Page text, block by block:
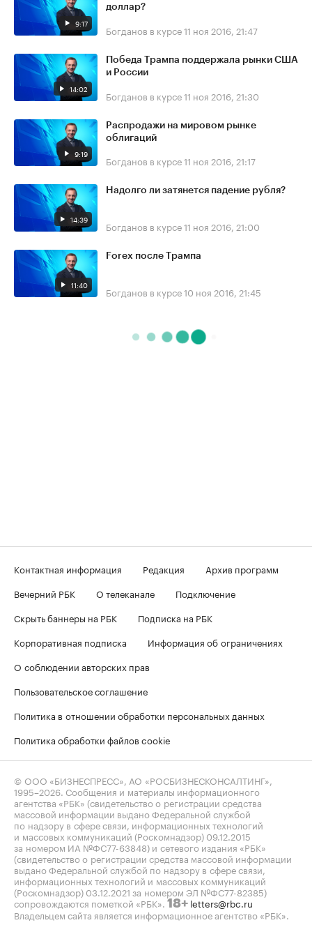
9:17
доллар?
Богданов в курсе11 ноя 2016, 21:47
14:02
Победа Трампа поддержала рынки США
и России
Богданов в курсе11 ноя 2016, 21:30
9:19
Распродажи на мировом рынке
облигаций
Богданов в курсе11 ноя 2016, 21:17
14:39
Надолго ли затянется падение рубля?
Богданов в курсе11 ноя 2016, 21:00
11:40
Forex после Трампа
Богданов в курсе10 ноя 2016, 21:45
Контактная информация Редакция
Архив программ
Вечерний РБК
О телеканале
Подключение
Скрыть баннеры на РБК
Подписка на РБК
Корпоративная подписка
Информация об ограничениях
О соблюдении авторских прав
Пользовательское соглашение
Политика в отношении обработки персональных данных
Политика обработки файлов cookie
© ООО «БИЗНЕСПРЕСС», АО «РОСБИЗНЕСКОНСАЛТИНГ»,
1995–2026 . Сообщения и материалы информационного
агентства «РБК» (свидетельство о регистрации средства
массовой информации выдано Федеральной службой
по надзору в сфере связи, информационных технологий
и массовых коммуникаций (Роскомнадзор) 09.12.2015
за номером ИА №ФС77-63848) и сетевого издания «РБК»
(свидетельство о регистрации средства массовой информации
выдано Федеральной службой по надзору в сфере связи,
информационных технологий и массовых коммуникаций
(Роскомнадзор) 03.12.2021 за номером ЭЛ №ФС77-82385)
сопровождаются пометкой «РБК». 18+ letters@rbc.ru
Владельцем сайта является информационное агентство «РБК».